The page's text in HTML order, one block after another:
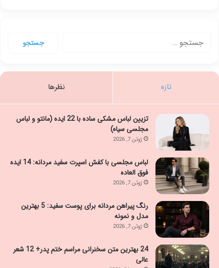
تازه نظرها
تزیین لباس مشکی ساده با 22 ایده (مانتو و لباس
مجلسی سیاه)
ژوئن 7, 2026
لباس مجلسی با کفش اسپرت سفید مردانه: 14 ایده
فوق العاده
ژوئن 7, 2026
رنگ پیراهن مردانه برای پوست سفید: 5 بهترین
مدل و نمونه
ژوئن 7, 2026
24 بهترین متن سخنرانی مراسم ختم پدر+ 12 شعر
عالی